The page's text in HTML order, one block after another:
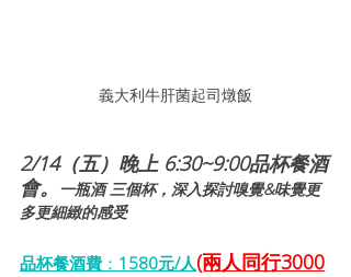
義大利牛肝菌起司燉飯
2/14（五）晚上 6:30~9:00品杯餐酒
會。
一瓶酒 三個杯，深入探討嗅覺&味覺更
多更細緻的感受
品杯餐酒費 ： 1580元/人(兩人同行3000